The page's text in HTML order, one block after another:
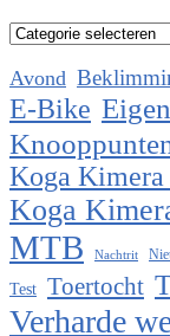
Categorieën
Avond
E-Bike
Koga Kimera
Koga
MTB Nachtrit
Test Toertocht
Verharde